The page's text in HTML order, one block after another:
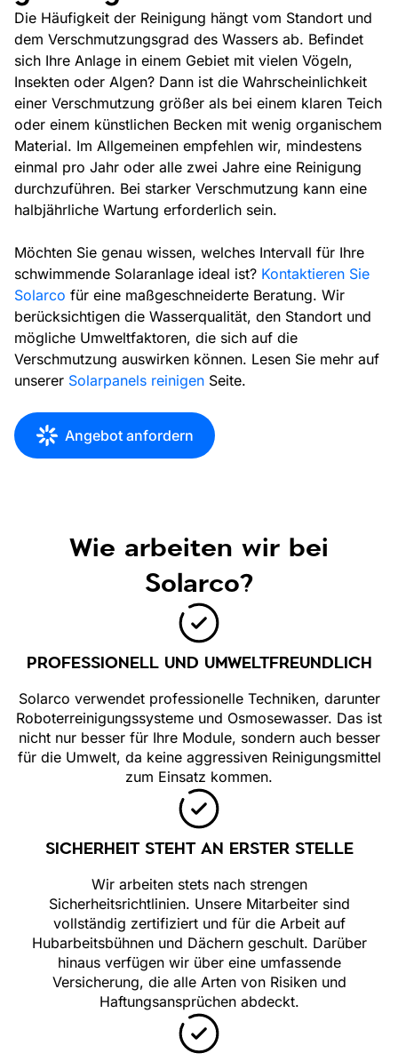
Die Häufigkeit der Reinigung hängt vom Standort und
dem Verschmutzungsgrad des Wassers ab. Befindet
sich Ihre Anlage in einem Gebiet mit vielen Vögeln,
Insekten oder Algen? Dann ist die Wahrscheinlichkeit
einer Verschmutzung größer als bei einem klaren Teich
oder einem künstlichen Becken mit wenig organischem
Material. Im Allgemeinen empfehlen wir, mindestens
einmal pro Jahr oder alle zwei Jahre eine Reinigung
durchzuführen. Bei starker Verschmutzung kann eine
halbjährliche Wartung erforderlich sein.
Möchten Sie genau wissen, welches Intervall für Ihre
schwimmende Solaranlage ideal ist? Kontaktieren Sie
Solarco für eine maßgeschneiderte Beratung. Wir
berücksichtigen die Wasserqualität, den Standort und
mögliche Umweltfaktoren, die sich auf die
Verschmutzung auswirken können. Lesen Sie mehr auf
unserer Solarpanels reinigen Seite.
Angebot anfordern
Wie arbeiten wir bei
Solarco?
PROFESSIONELL UND UMWELTFREUNDLICH
Solarco verwendet professionelle Techniken, darunter
Roboterreinigungssysteme und Osmosewasser. Das ist
nicht nur besser für Ihre Module, sondern auch besser
für die Umwelt, da keine aggressiven Reinigungsmittel
zum Einsatz kommen.
SICHERHEIT STEHT AN ERSTER STELLE
Wir arbeiten stets nach strengen
Sicherheitsrichtlinien. Unsere Mitarbeiter sind
vollständig zertifiziert und für die Arbeit auf
Hubarbeitsbühnen und Dächern geschult. Darüber
hinaus verfügen wir über eine umfassende
Versicherung, die alle Arten von Risiken und
Haftungsansprüchen abdeckt.